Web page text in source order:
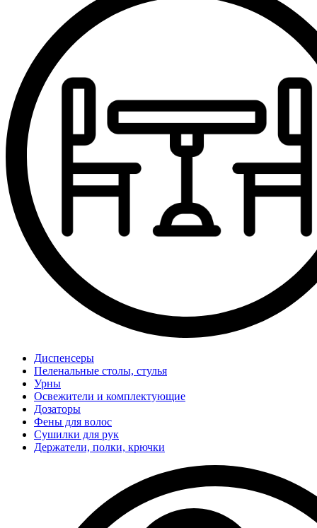
Диспенсеры
Пеленальные столы, стулья
Урны
Освежители и комплектующие
Дозаторы
Фены для волос
Сушилки для рук
Держатели, полки, крючки